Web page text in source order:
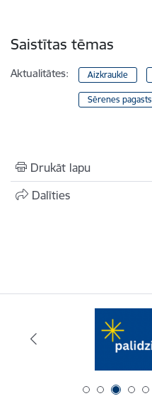
Saistītas tēmas
Aktualitātes: Aizkraukle
Sērenes pagasts
Drukāt lapu
Dalīties